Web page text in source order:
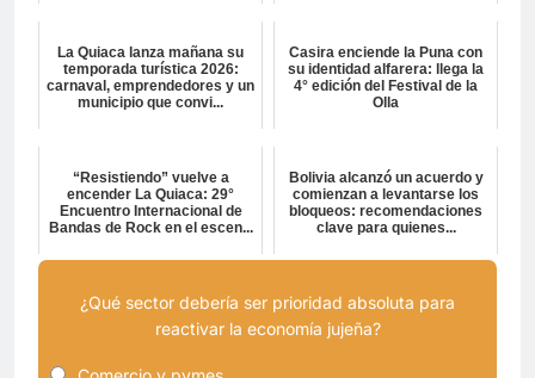
La Quiaca lanza mañana su
temporada turística 2026:
carnaval, emprendedores y un
municipio que convi...
Casira enciende la Puna con
su identidad alfarera: llega la
4° edición del Festival de la
Olla
“Resistiendo” vuelve a
encender La Quiaca: 29°
Encuentro Internacional de
Bandas de Rock en el escen...
Bolivia alcanzó un acuerdo y
comienzan a levantarse los
bloqueos: recomendaciones
clave para quienes...
¿Qué sector debería ser prioridad absoluta para
reactivar la economía jujeña?